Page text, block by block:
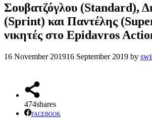
Σουβατζόγλου (Standard),
(Sprint) και Παντέλης
νικητές στο Epidavros
16 November 201916 September 2019 by
474shares
FACEBOOK